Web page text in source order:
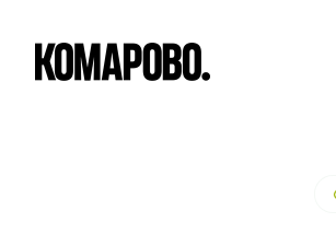
Студия30.5 м 2 6 580 000 руб.